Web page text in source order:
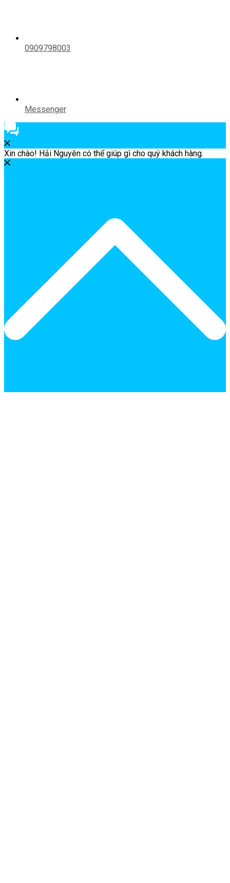
0909798003
Messenger
Xin chào! Hải Nguyên có thể giúp gì cho quý khách hàng.